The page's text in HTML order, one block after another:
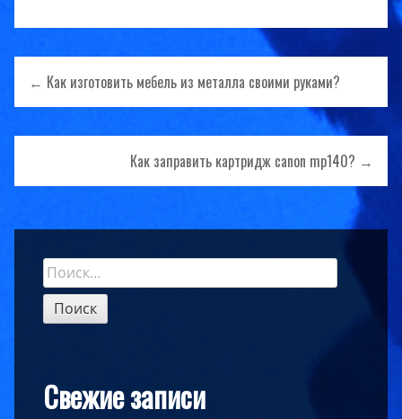
Навигация
по
записям
← Как изготовить мебель из металла своими руками?
Как заправить картридж canon mp140? →
Sidebar
Найти:
Свежие записи